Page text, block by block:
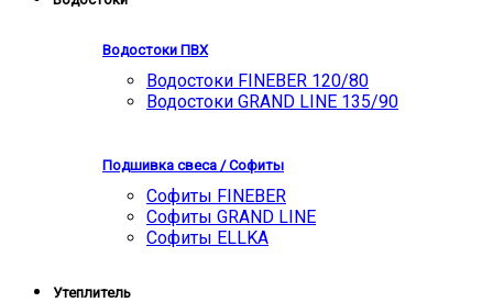
Водостоки ПВХ
Водостоки FINEBER 120/80
Водостоки GRAND LINE 135/90
Подшивка свеса / Софиты
Софиты FINEBER
Софиты GRAND LINE
Софиты ELLKA
Утеплитель